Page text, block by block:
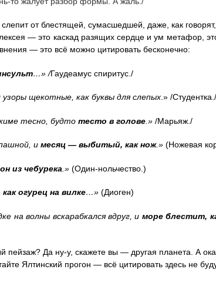
слепит от блестящей, сумасшедшей, даже, как
— это каскад разящих сердце и ум метафор,
— это всё можно цитировать бесконечно:
…» /Гаудеамус спиритус./
щекотные, как буквы для слепых .» /Студентка./
тесно, будто тесто в голове .» /Марьяж./
и месяц — выбитый, как нож.» (Ножевая
из чебурека .» (Один-нольчество.)
огурец на вилке…» (Диоген)
на волны вскарабкался вдруг, и море блестит,
Да ну-у, скажете вы — другая планета. А
Ялтинский прогон — всё цитировать здесь не